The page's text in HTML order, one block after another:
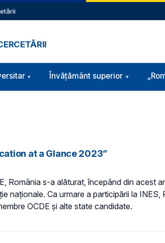
Învățământ superior
at a Glance 2023”
România s-a alăturat, începând din
naționale. Ca urmare a participării la INES,
OCDE și alte state candidate.